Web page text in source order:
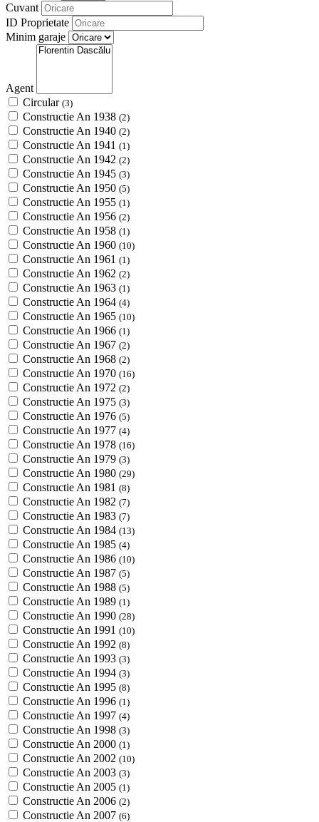
Cuvant
ID Proprietate
Minim garaje
Agent
Circular (3)
Constructie An 1938 (2)
Constructie An 1940 (2)
Constructie An 1941 (1)
Constructie An 1942 (2)
Constructie An 1945 (3)
Constructie An 1950 (5)
Constructie An 1955 (1)
Constructie An 1956 (2)
Constructie An 1958 (1)
Constructie An 1960 (10)
Constructie An 1961 (1)
Constructie An 1962 (2)
Constructie An 1963 (1)
Constructie An 1964 (4)
Constructie An 1965 (10)
Constructie An 1966 (1)
Constructie An 1967 (2)
Constructie An 1968 (2)
Constructie An 1970 (16)
Constructie An 1972 (2)
Constructie An 1975 (3)
Constructie An 1976 (5)
Constructie An 1977 (4)
Constructie An 1978 (16)
Constructie An 1979 (3)
Constructie An 1980 (29)
Constructie An 1981 (8)
Constructie An 1982 (7)
Constructie An 1983 (7)
Constructie An 1984 (13)
Constructie An 1985 (4)
Constructie An 1986 (10)
Constructie An 1987 (5)
Constructie An 1988 (5)
Constructie An 1989 (1)
Constructie An 1990 (28)
Constructie An 1991 (10)
Constructie An 1992 (8)
Constructie An 1993 (3)
Constructie An 1994 (3)
Constructie An 1995 (8)
Constructie An 1996 (1)
Constructie An 1997 (4)
Constructie An 1998 (3)
Constructie An 2000 (1)
Constructie An 2002 (10)
Constructie An 2003 (3)
Constructie An 2005 (1)
Constructie An 2006 (2)
Constructie An 2007 (6)